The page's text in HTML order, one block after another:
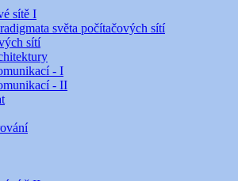
sítě I
světa počítačových sítí
sítí
- I
- II